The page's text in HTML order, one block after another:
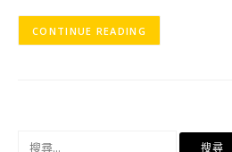
CONTINUE READING